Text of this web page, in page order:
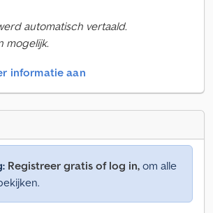
automatisch vertaald.
mogelijk.
informatie aan
Registreer gratis of log in, om alle